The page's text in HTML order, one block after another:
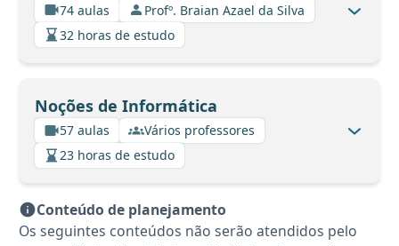
74 aulas
Profº. Braian Azael da Silva
32 horas de estudo
Noções de Informática
57 aulas
Vários professores
23 horas de estudo
Conteúdo de planejamento
Os seguintes conteúdos não serão atendidos pelo